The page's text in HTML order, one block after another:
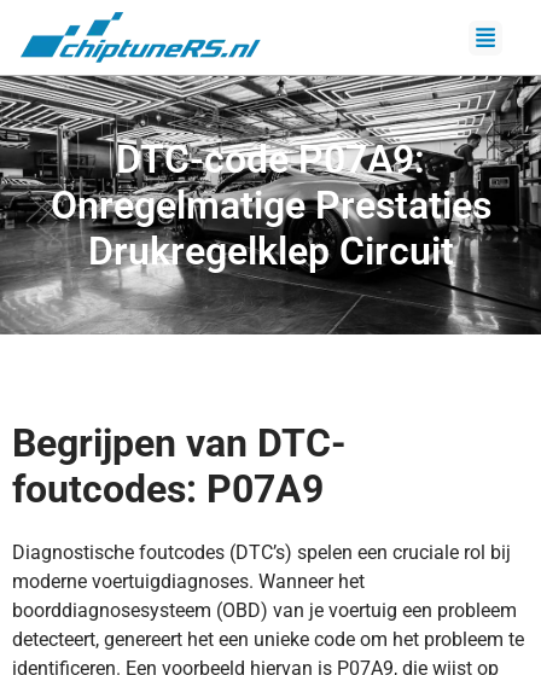
DTC-code P07A9:
Onregelmatige Prestaties
Drukregelklep Circuit
Begrijpen van DTC-
foutcodes: P07A9
Diagnostische foutcodes (DTC’s) spelen een cruciale rol bij
moderne voertuigdiagnoses. Wanneer het
boorddiagnosesysteem (OBD) van je voertuig een probleem
detecteert, genereert het een unieke code om het probleem te
identificeren. Een voorbeeld hiervan is P07A9, die wijst op